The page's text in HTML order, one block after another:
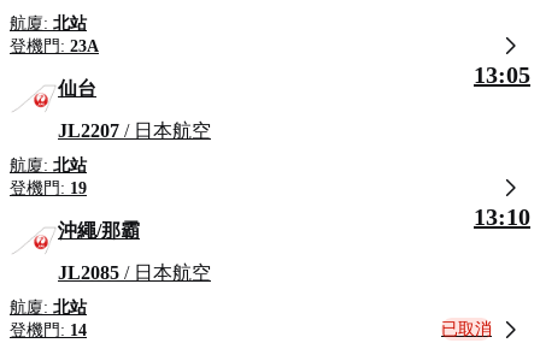
航廈: 北站
登機門: 23A
仙台
JL2207 / 日本航空
航廈: 北站
登機門: 19
13:05
沖繩/那霸
JL2085 / 日本航空
航廈: 北站
登機門: 14
13:10
已取消